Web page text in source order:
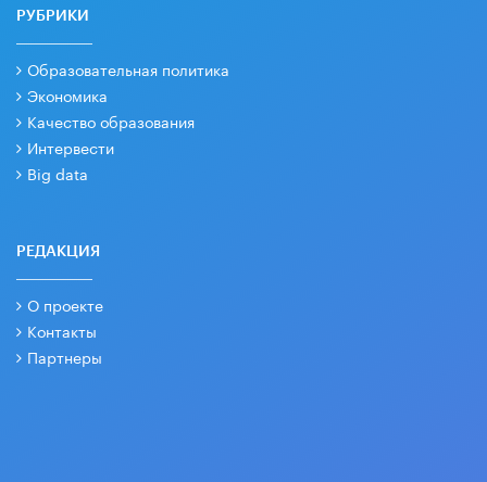
РУБРИКИ
Образовательная политика
Экономика
Качество образования
Интервести
Big data
РЕДАКЦИЯ
О проекте
Контакты
Партнеры